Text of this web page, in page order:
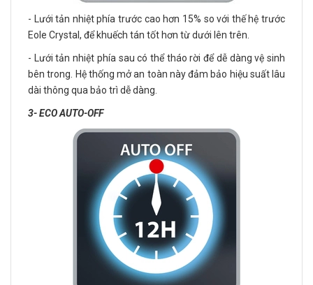
- Lưới tản nhiệt phía trước cao hơn 15% so với thế hệ trước
Eole Crystal, để khuếch tán tốt hơn từ dưới lên trên.
- Lưới tản nhiệt phía sau có thể tháo rời để dễ dàng vệ sinh
bên trong. Hệ thống mở an toàn này đảm bảo hiệu suất lâu
dài thông qua bảo trì dễ dàng.
3- ECO AUTO-OFF